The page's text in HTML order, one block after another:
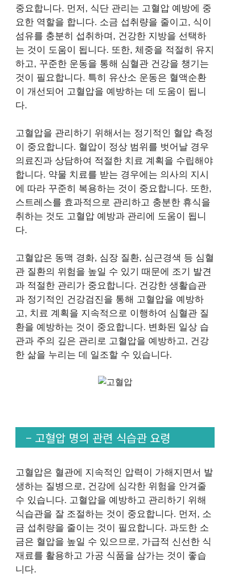
중요합니다. 먼저, 식단 관리는 고혈압 예방에 중
요한 역할을 합니다. 소금 섭취량을 줄이고, 식이
섬유를 충분히 섭취하며, 건강한 지방을 선택하
는 것이 도움이 됩니다. 또한, 체중을 적절히 유지
하고, 꾸준한 운동을 통해 심혈관 건강을 챙기는
것이 필요합니다. 특히 유산소 운동은 혈액순환
이 개선되어 고혈압을 예방하는 데 도움이 됩니
다.
고혈압을 관리하기 위해서는 정기적인 혈압 측정
이 중요합니다. 혈압이 정상 범위를 벗어날 경우
의료진과 상담하여 적절한 치료 계획을 수립해야
합니다. 약물 치료를 받는 경우에는 의사의 지시
에 따라 꾸준히 복용하는 것이 중요합니다. 또한,
스트레스를 효과적으로 관리하고 충분한 휴식을
취하는 것도 고혈압 예방과 관리에 도움이 됩니
다.
고혈압은 동맥 경화, 심장 질환, 심근경색 등 심혈
관 질환의 위험을 높일 수 있기 때문에 조기 발견
과 적절한 관리가 중요합니다. 건강한 생활습관
과 정기적인 건강검진을 통해 고혈압을 예방하
고, 치료 계획을 지속적으로 이행하여 심혈관 질
환을 예방하는 것이 중요합니다. 변화된 일상 습
관과 주의 깊은 관리로 고혈압을 예방하고, 건강
한 삶을 누리는 데 일조할 수 있습니다.
– 고혈압 명의 관련 식습관 요령
고혈압은 혈관에 지속적인 압력이 가해지면서 발
생하는 질병으로, 건강에 심각한 위험을 안겨줄
수 있습니다. 고혈압을 예방하고 관리하기 위해
식습관을 잘 조절하는 것이 중요합니다. 먼저, 소
금 섭취량을 줄이는 것이 필요합니다. 과도한 소
금은 혈압을 높일 수 있으므로, 가급적 신선한 식
재료를 활용하고 가공 식품을 삼가는 것이 좋습
니다.